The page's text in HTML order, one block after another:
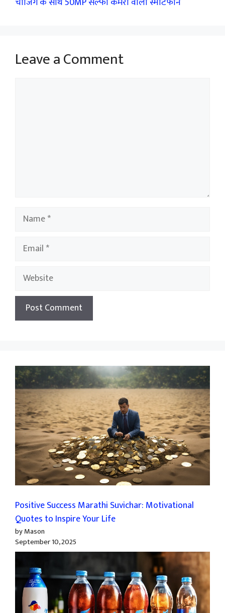
Leave a Comment
Name
Email
Website
Positive Success Marathi Suvichar: Motivational
Quotes to Inspire Your Life
by Mason
September 10, 2025